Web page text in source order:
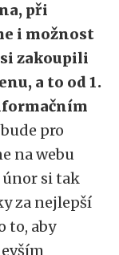
při
i možnost
zakoupili
a to od 1.
pro
na webu
únor si tak
za nejlepší
to, aby